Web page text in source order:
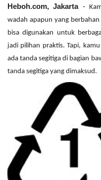
Heboh.com, Jakarta-
wadah apapun yang
bisa digunakan untuk
jadi pilihan praktis. Tapi,
ada tanda segitiga di bagian
tanda segitiga yang dimaksud.